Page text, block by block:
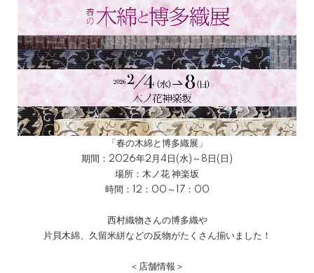
「春の木綿と博多織展」
期間：2026年2月4日(水)～8日(日)
場所：木ノ花 神楽坂
時間：12：00～17：00
西村織物さんの博多織や
片貝木綿、久留米絣などの反物がたくさん揃いました！
＜店舗情報＞